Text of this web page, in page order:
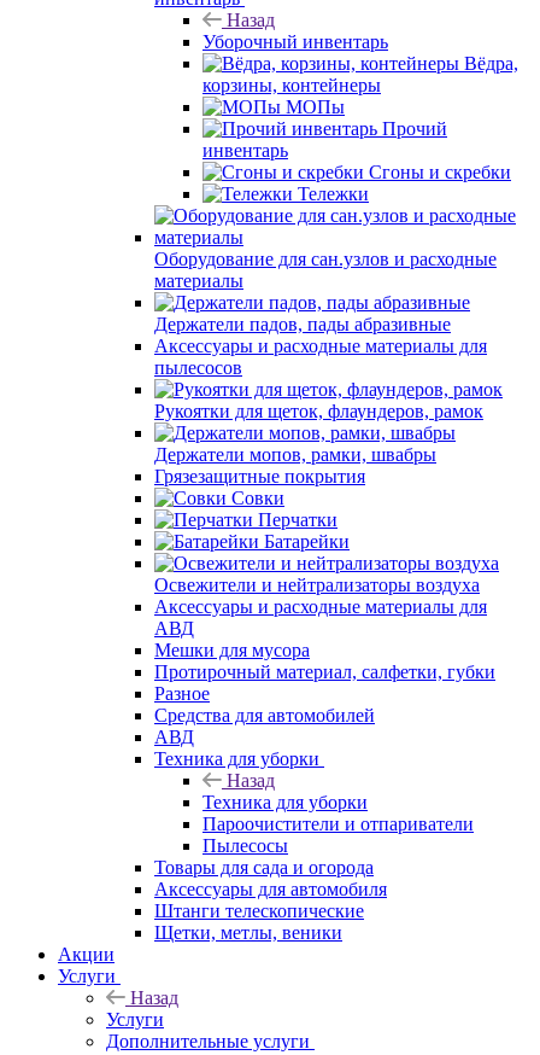
Назад
Уборочный инвентарь
Вёдра,
корзины, контейнеры
МОПы
Прочий
инвентарь
Сгоны и скребки
Тележки
Оборудование для сан.узлов и расходные
материалы
Держатели падов, пады абразивные
Аксессуары и расходные материалы для
пылесосов
Рукоятки для щеток, флаундеров, рамок
Держатели мопов, рамки, швабры
Грязезащитные покрытия
Совки
Перчатки
Батарейки
Освежители и нейтрализаторы воздуха
Аксессуары и расходные материалы для
АВД
Мешки для мусора
Протирочный материал, салфетки, губки
Разное
Средства для автомобилей
АВД
Техника для уборки
Назад
Техника для уборки
Пароочистители и отпариватели
Пылесосы
Товары для сада и огорода
Аксессуары для автомобиля
Штанги телескопические
Щетки, метлы, веники
Акции
Услуги
Назад
Услуги
Дополнительные услуги